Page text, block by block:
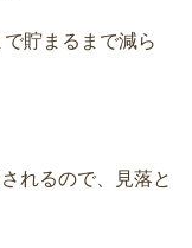
貯まるまで減ら
れるので、見落と